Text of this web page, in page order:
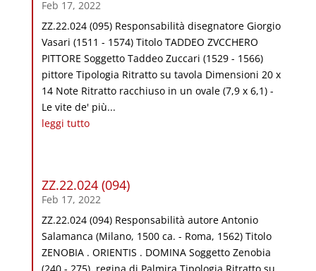
Feb 17, 2022
ZZ.22.024 (095) Responsabilità disegnatore Giorgio
Vasari (1511 - 1574) Titolo TADDEO ZVCCHERO
PITTORE Soggetto Taddeo Zuccari (1529 - 1566)
pittore Tipologia Ritratto su tavola Dimensioni 20 x
14 Note Ritratto racchiuso in un ovale (7,9 x 6,1) -
Le vite de' più...
leggi tutto
ZZ.22.024 (094)
Feb 17, 2022
ZZ.22.024 (094) Responsabilità autore Antonio
Salamanca (Milano, 1500 ca. - Roma, 1562) Titolo
ZENOBIA . ORIENTIS . DOMINA Soggetto Zenobia
(240 - 275), regina di Palmira Tipologia Ritratto su